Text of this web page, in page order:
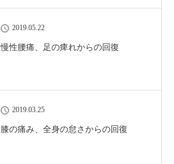
2019.05.22
慢性腰痛、足の痺れからの回復
2019.03.25
膝の痛み、全身の怠さからの回復